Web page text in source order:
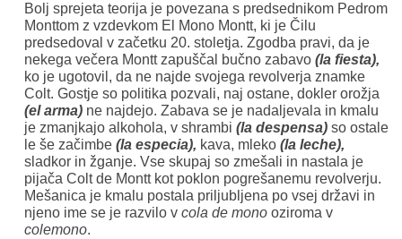
Bolj sprejeta teorija je povezana s predsednikom Pedrom
Monttom z vzdevkom El Mono Montt, ki je Čilu
predsedoval v začetku 20. stoletja. Zgodba pravi, da je
nekega večera Montt zapuščal bučno zabavo (la fiesta),
ko je ugotovil, da ne najde svojega revolverja znamke
Colt. Gostje so politika pozvali, naj ostane, dokler orožja
(el arma) ne najdejo. Zabava se je nadaljevala in kmalu
je zmanjkajo alkohola, v shrambi (la despensa) so ostale
le še začimbe (la especia), kava, mleko (la leche),
sladkor in žganje. Vse skupaj so zmešali in nastala je
pijača Colt de Montt kot poklon pogrešanemu revolverju.
Mešanica je kmalu postala priljubljena po vsej državi in
njeno ime se je razvilo v cola de mono oziroma v
colemono.